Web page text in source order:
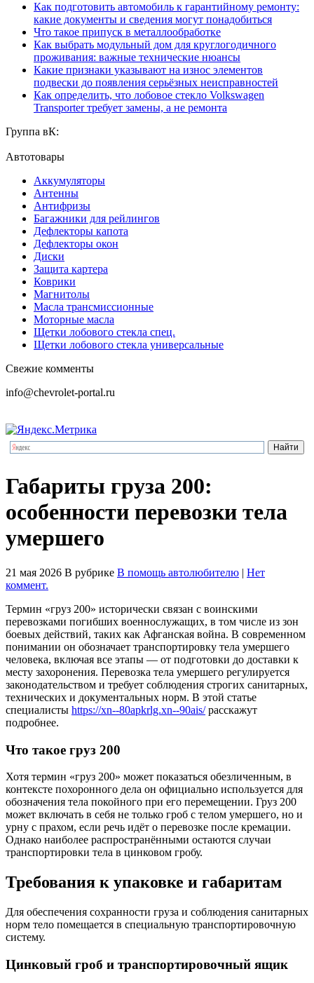
Как подготовить автомобиль к гарантийному ремонту:
какие документы и сведения могут понадобиться
Что такое припуск в металлообработке
Как выбрать модульный дом для круглогодичного
проживания: важные технические нюансы
Какие признаки указывают на износ элементов
подвески до появления серьёзных неисправностей
Как определить, что лобовое стекло Volkswagen
Transporter требует замены, а не ремонта
Группа вК:
Автотовары
Аккумуляторы
Антенны
Антифризы
Багажники для рейлингов
Дефлекторы капота
Дефлекторы окон
Диски
Защита картера
Коврики
Магнитолы
Масла трансмиссионные
Моторные масла
Щетки лобового стекла спец.
Щетки лобового стекла универсальные
Свежие комменты
info@chevrolet-portal.ru
Габариты груза 200:
особенности перевозки тела
умершего
21 мая 2026 В рубрике В помощь автолюбителю | Нет
коммент.
Термин «груз 200» исторически связан с воинскими
перевозками погибших военнослужащих, в том числе из зон
боевых действий, таких как Афганская война. В современном
понимании он обозначает транспортировку тела умершего
человека, включая все этапы — от подготовки до доставки к
месту захоронения. Перевозка тела умершего регулируется
законодательством и требует соблюдения строгих санитарных,
технических и документальных норм. В этой статье
специалисты https://xn--80apkrlg.xn--90ais/расскажут
подробнее.
Что такое груз 200
Хотя термин «груз 200» может показаться обезличенным, в
контексте похоронного дела он официально используется для
обозначения тела покойного при его перемещении. Груз 200
может включать в себя не только гроб с телом умершего, но и
урну с прахом, если речь идёт о перевозке после кремации.
Однако наиболее распространёнными остаются случаи
транспортировки тела в цинковом гробу.
Требования к упаковке и габаритам
Для обеспечения сохранности груза и соблюдения санитарных
норм тело помещается в специальную транспортировочную
систему.
Цинковый гроб и транспортировочный ящик